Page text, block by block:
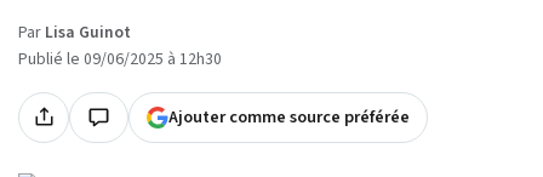
Par Lisa Guinot
Publié le 09/06/2025 à 12h30
Ajouter comme source préférée